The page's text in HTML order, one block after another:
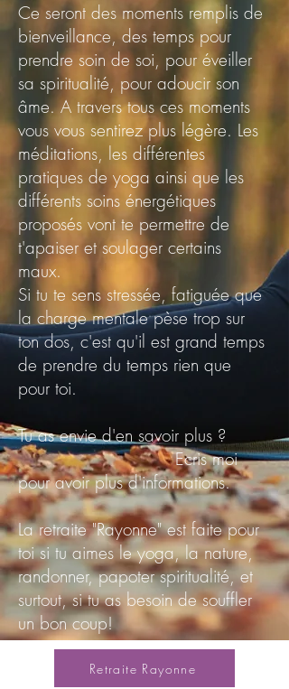
Ce seront des moments remplis de
bienveillance, des temps pour
prendre soin de soi, pour éveiller
sa spiritualité, pour adoucir son
âme. A travers tous ces moments
vous vous sentirez plus légère. Les
méditations, les différentes
pratiques de yoga ainsi que les
différents soins énergétiques
proposés vont te permettre de
t'apaiser et soulager certains
maux.
Si tu te sens stressée, fatiguée que
la charge mentale pèse trop sur
ton dos, c'est qu'il est grand temps
de prendre du temps rien que
pour toi.
Tu as envie d'en savoir plus ?
Ecris moi
pour avoir plus d'informations.
La retraite "Rayonne" est faite pour
toi si tu aimes le yoga, la nature,
randonner, papoter spiritualité, et
surtout, si tu as besoin de souffler
un bon coup!
Retraite Rayonne